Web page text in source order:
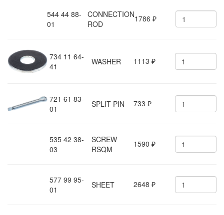
544 44 88-
01
CONNECTION
ROD
1786 ₽
734 11 64-
41
WASHER 1113 ₽
721 61 83-
01
SPLIT PIN 733 ₽
535 42 38-
03
SCREW
RSQM
1590 ₽
577 99 95-
01
SHEET 2648 ₽